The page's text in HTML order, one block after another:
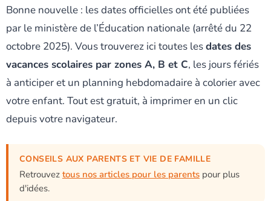
Bonne nouvelle : les dates officielles ont été publiées
par le ministère de l’Éducation nationale (arrêté du 22
octobre 2025). Vous trouverez ici toutes lesdates des
vacances scolaires par zones A, B et C, les jours fériés
à anticiper et un planning hebdomadaire à colorier avec
votre enfant. Tout est gratuit, à imprimer en un clic
depuis votre navigateur.
CONSEILS AUX PARENTS ET VIE DE FAMILLE
Retrouvez tous nos articles pour les parents pour plus
d'idées.